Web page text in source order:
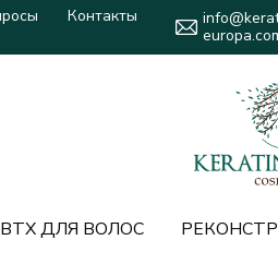
Контакты
BTX ДЛЯ ВОЛОС